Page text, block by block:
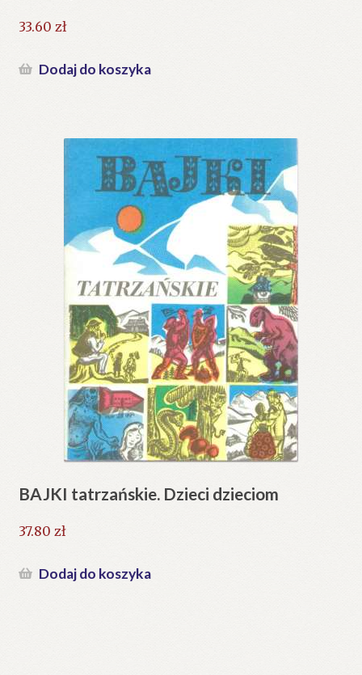
33.60 zł
Dodaj do koszyka
BAJKI tatrzańskie. Dzieci dzieciom
37.80 zł
Dodaj do koszyka